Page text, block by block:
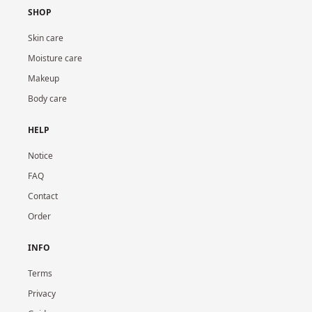
SHOP
Skin care
Moisture care
Makeup
Body care
HELP
Notice
FAQ
Contact
Order
INFO
Terms
Privacy